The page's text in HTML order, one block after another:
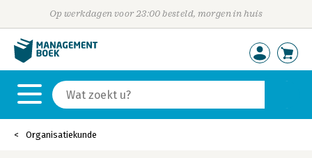
Op werkdagen voor 23:00 besteld, morgen in huis
Organisatiekunde